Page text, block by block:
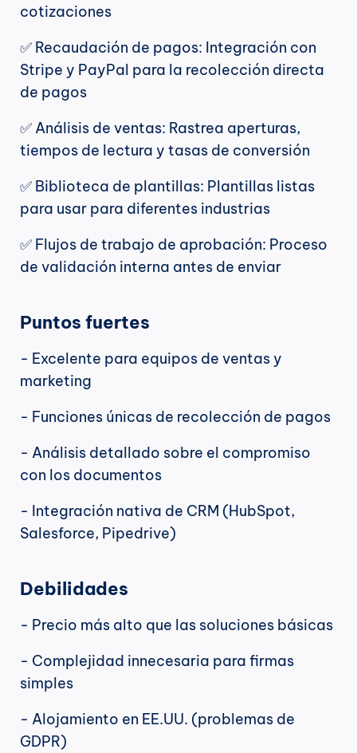
cotizaciones
✅ Recaudación de pagos: Integración con
Stripe y PayPal para la recolección directa
de pagos
✅ Análisis de ventas: Rastrea aperturas,
tiempos de lectura y tasas de conversión
✅ Biblioteca de plantillas: Plantillas listas
para usar para diferentes industrias
✅ Flujos de trabajo de aprobación: Proceso
de validación interna antes de enviar
Puntos fuertes
- Excelente para equipos de ventas y
marketing
- Funciones únicas de recolección de pagos
- Análisis detallado sobre el compromiso
con los documentos
- Integración nativa de CRM (HubSpot,
Salesforce, Pipedrive)
Debilidades
- Precio más alto que las soluciones básicas
- Complejidad innecesaria para firmas
simples
- Alojamiento en EE.UU. (problemas de
GDPR)